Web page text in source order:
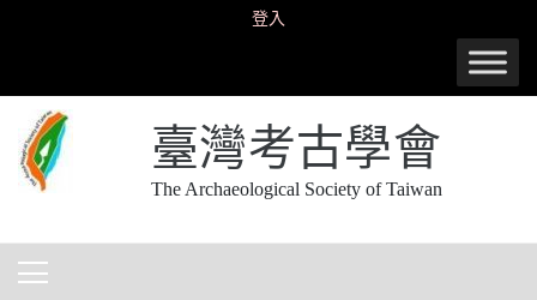
登入
臺灣考古學會
The Archaeological Society of Taiwan